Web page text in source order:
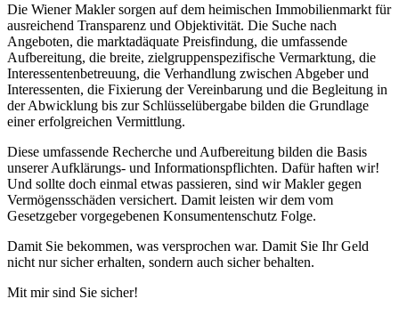
Die Wiener Makler sorgen auf dem heimischen Immobilienmarkt für
ausreichend Transparenz und Objektivität. Die Suche nach
Angeboten, die marktadäquate Preisfindung, die umfassende
Aufbereitung, die breite, zielgruppenspezifische Vermarktung, die
Interessentenbetreuung, die Verhandlung zwischen Abgeber und
Interessenten, die Fixierung der Vereinbarung und die Begleitung in
der Abwicklung bis zur Schlüsselübergabe bilden die Grundlage
einer erfolgreichen Vermittlung.
Diese umfassende Recherche und Aufbereitung bilden die Basis
unserer Aufklärungs- und Informationspflichten. Dafür haften wir!
Und sollte doch einmal etwas passieren, sind wir Makler gegen
Vermögensschäden versichert. Damit leisten wir dem vom
Gesetzgeber vorgegebenen Konsumentenschutz Folge.
Damit Sie bekommen, was versprochen war. Damit Sie Ihr Geld
nicht nur sicher erhalten, sondern auch sicher behalten.
Mit mir sind Sie sicher!